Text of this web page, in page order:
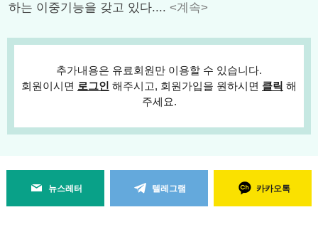
하는 이중기능을 갖고 있다.... <계속>
추가내용은 유료회원만 이용할 수 있습니다.
회원이시면 로그인 해주시고, 회원가입을 원하시면 클릭 해
주세요.
뉴스레터 텔레그램 카카오톡